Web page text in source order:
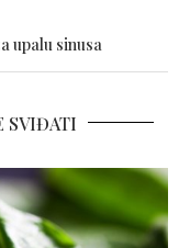
upalu sinusa
SVIĐATI